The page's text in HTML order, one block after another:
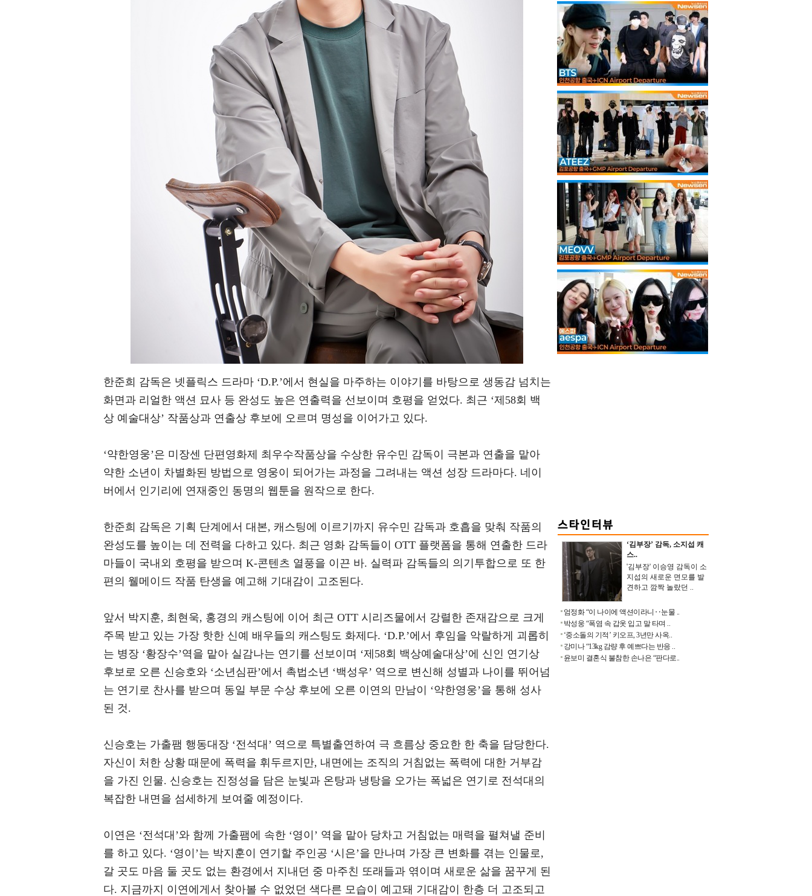
한준희 감독은 넷플릭스 드라마 ‘D.P.’에서 현실을 마주하는 이야기를 바탕으로 생동감 넘치는
화면과 리얼한 액션 묘사 등 완성도 높은 연출력을 선보이며 호평을 얻었다. 최근 ‘제58회 백
상 예술대상’ 작품상과 연출상 후보에 오르며 명성을 이어가고 있다.
‘약한영웅’은 미장센 단편영화제 최우수작품상을 수상한 유수민 감독이 극본과 연출을 맡아
약한 소년이 차별화된 방법으로 영웅이 되어가는 과정을 그려내는 액션 성장 드라마다. 네이
버에서 인기리에 연재중인 동명의 웹툰을 원작으로 한다.
한준희 감독은 기획 단계에서 대본, 캐스팅에 이르기까지 유수민 감독과 호흡을 맞춰 작품의
완성도를 높이는 데 전력을 다하고 있다. 최근 영화 감독들이 OTT 플랫폼을 통해 연출한 드라
마들이 국내외 호평을 받으며 K-콘텐츠 열풍을 이끈 바. 실력파 감독들의 의기투합으로 또 한
편의 웰메이드 작품 탄생을 예고해 기대감이 고조된다.
앞서 박지훈, 최현욱, 홍경의 캐스팅에 이어 최근 OTT 시리즈물에서 강렬한 존재감으로 크게
주목 받고 있는 가장 핫한 신예 배우들의 캐스팅도 화제다. ‘D.P.’에서 후임을 악랄하게 괴롭히
는 병장 ‘황장수’역을 맡아 실감나는 연기를 선보이며 ‘제58회 백상예술대상’에 신인 연기상
후보로 오른 신승호와 ‘소년심판’에서 촉법소년 ‘백성우’ 역으로 변신해 성별과 나이를 뛰어넘
는 연기로 찬사를 받으며 동일 부문 수상 후보에 오른 이연의 만남이 ‘약한영웅’을 통해 성사
된 것.
신승호는 가출팸 행동대장 ‘전석대’ 역으로 특별출연하여 극 흐름상 중요한 한 축을 담당한다.
자신이 처한 상황 때문에 폭력을 휘두르지만, 내면에는 조직의 거침없는 폭력에 대한 거부감
을 가진 인물. 신승호는 진정성을 담은 눈빛과 온탕과 냉탕을 오가는 폭넓은 연기로 전석대의
복잡한 내면을 섬세하게 보여줄 예정이다.
이연은 ‘전석대’와 함께 가출팸에 속한 ‘영이’ 역을 맡아 당차고 거침없는 매력을 펼쳐낼 준비
를 하고 있다. ‘영이’는 박지훈이 연기할 주인공 ‘시은’을 만나며 가장 큰 변화를 겪는 인물로,
갈 곳도 마음 둘 곳도 없는 환경에서 지내던 중 마주친 또래들과 엮이며 새로운 삶을 꿈꾸게 된
다. 지금까지 이연에게서 찾아볼 수 없었던 색다른 모습이 예고돼 기대감이 한층 더 고조되고
‘김부장’ 감독, 소지섭 캐
스..
'김부장' 이승영 감독이 소
지섭의 새로운 면모를 발
견하고 깜짝 놀랐던 ..
엄정화 “이 나이에 액션이라니‥눈물 ..
박성웅 “폭염 속 갑옷 입고 말 타며 ..
‘중소돌의 기적’ 키오프, 3년만 사옥..
강미나 “13kg 감량 후 예쁘다는 반응 ..
윤보미 결혼식 불참한 손나은 “판다로..